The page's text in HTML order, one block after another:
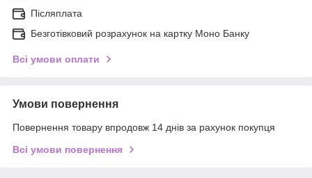
Післяплата
Безготівковий розрахунок на картку Моно Банку
Всі умови оплати
Умови повернення
Повернення товару впродовж 14 днів за рахунок покупця
Всі умови повернення